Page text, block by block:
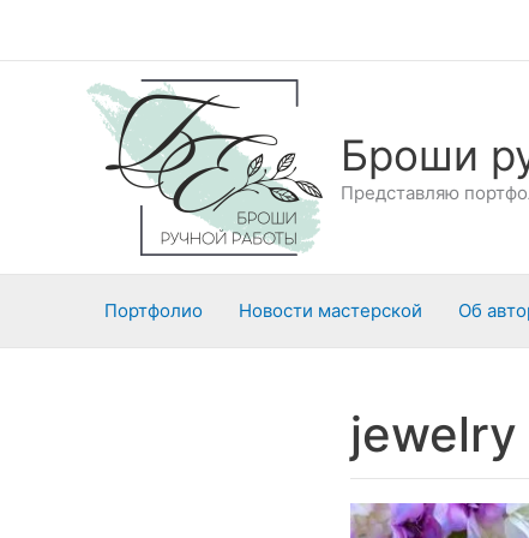
Броши
Представляю
Портфолио Новости мастерской Об
jewelry